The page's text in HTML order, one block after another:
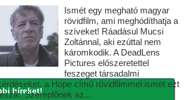
Ismét egy megható magyar
rövidfilm, ami meghódíthatja a
szíveket! Ráadásul Mucsi
Zoltánnal, aki ezúttal nem
káromkodik. A DeadLens
Pictures előszeretettel
feszeget társadalmi
a Hope című rövidfilmmel ismét ezt
Szereplőnek az...
híreket!